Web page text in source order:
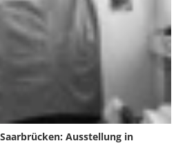
Ausstellung in